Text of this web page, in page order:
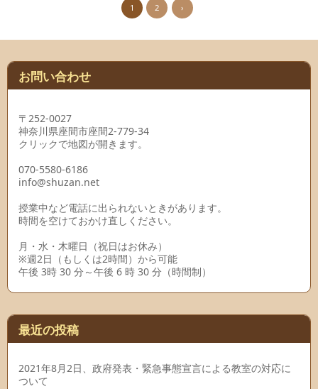
1 2 ›
お問い合わせ
〒252-0027
神奈川県座間市座間2-779-34
クリックで地図が開きます。
070-5580-6186
info@shuzan.net
授業中など電話に出られないときがあります。
時間を空けておかけ直しください。
月・水・木曜日（祝日はお休み）
※週2日（もしくは2時間）から可能
午後 3時 30 分～午後 6 時 30 分（時間制）
最近の投稿
2021年8月2日、政府発表・緊急事態宣言による教室の対応に
ついて